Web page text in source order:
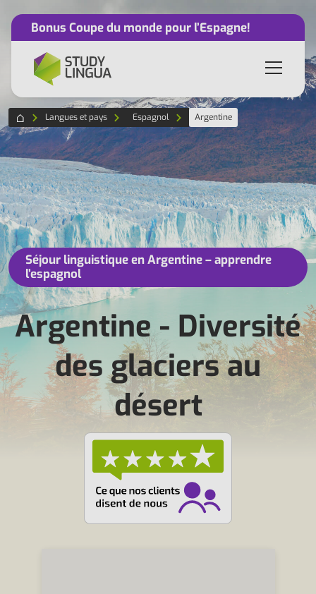
Bonus Coupe du monde pour l’Espagne!
Langues et pays Espagnol Argentine
Séjour linguistique en Argentine – apprendre
l’espagnol
Argentine - Diversité
des glaciers au
désert